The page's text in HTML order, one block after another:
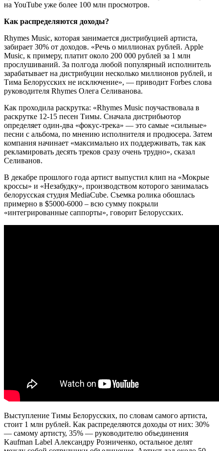
на YouTube уже более 100 млн просмотров.
Как распределяются доходы?
Rhymes Music, которая занимается дистрибуцией артиста,
забирает 30% от доходов. «Речь о миллионах рублей. Apple
Music, к примеру, платит около 200 000 рублей за 1 млн
прослушиваний. За полгода любой популярный исполнитель
зарабатывает на дистрибуции несколько миллионов рублей, и
Тима Белорусских не исключение», — приводит Forbes слова
руководителя Rhymes Олега Селиванова.
Как проходила раскрутка: «Rhymes Music поучаствовала в
раскрутке 12-15 песен Тимы. Сначала дистрибьютор
определяет один-два «фокус-трека» — это самые «сильные»
песни с альбома, по мнению исполнителя и продюсера. Затем
компания начинает «максимально их поддерживать, так как
рекламировать десять треков сразу очень трудно», сказал
Селиванов.
В декабре прошлого года артист выпустил клип на «Мокрые
кроссы» и «Незабудку», производством которого занималась
белорусская студия MediaCube. Съемка ролика обошлась
примерно в $5000-6000 – всю сумму покрыли
«интегрированные саппорты», говорит Белорусских.
Выступление Тимы Белорусских, по словам самого артиста,
стоит 1 млн рублей. Как распределяются доходы от них: 30%
— самому артисту, 35% — руководителю объединения
Kaufman Label Александру Розниченко, остальное делят